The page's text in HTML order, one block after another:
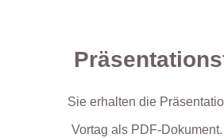
Sie erhalten die
Vortag als PDF-